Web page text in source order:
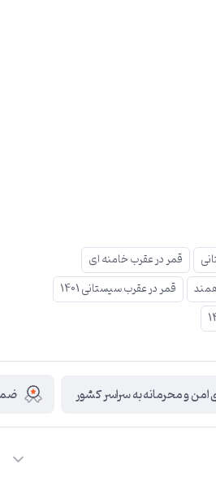
قمر در عقرب خامنه ای
قمر در عقرب سیستانی 1401
امن و محرمانه به سراسر کشور